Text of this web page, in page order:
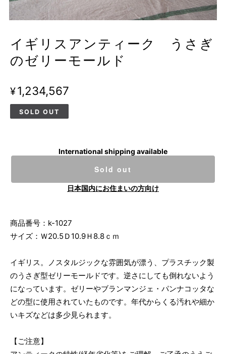
イギリスアンティーク うさぎ
のゼリーモールド
¥1,234,567
SOLD OUT
International shipping available
Sold out
日本国内にお住まいの方向け
商品番号：k-1027
サイズ：Ｗ20.5Ｄ10.9Ｈ8.8ｃｍ
イギリス。ノスタルジックな雰囲気が漂う、プラスチック製
のうさぎ型ゼリーモールドです。逆さにしても倒れないよう
になっています。ゼリーやブランマンジェ・パンナコッタな
どの型に使用されていたものです。年代からくる汚れや細か
いキズなどは多少見られます。
【ご注意】